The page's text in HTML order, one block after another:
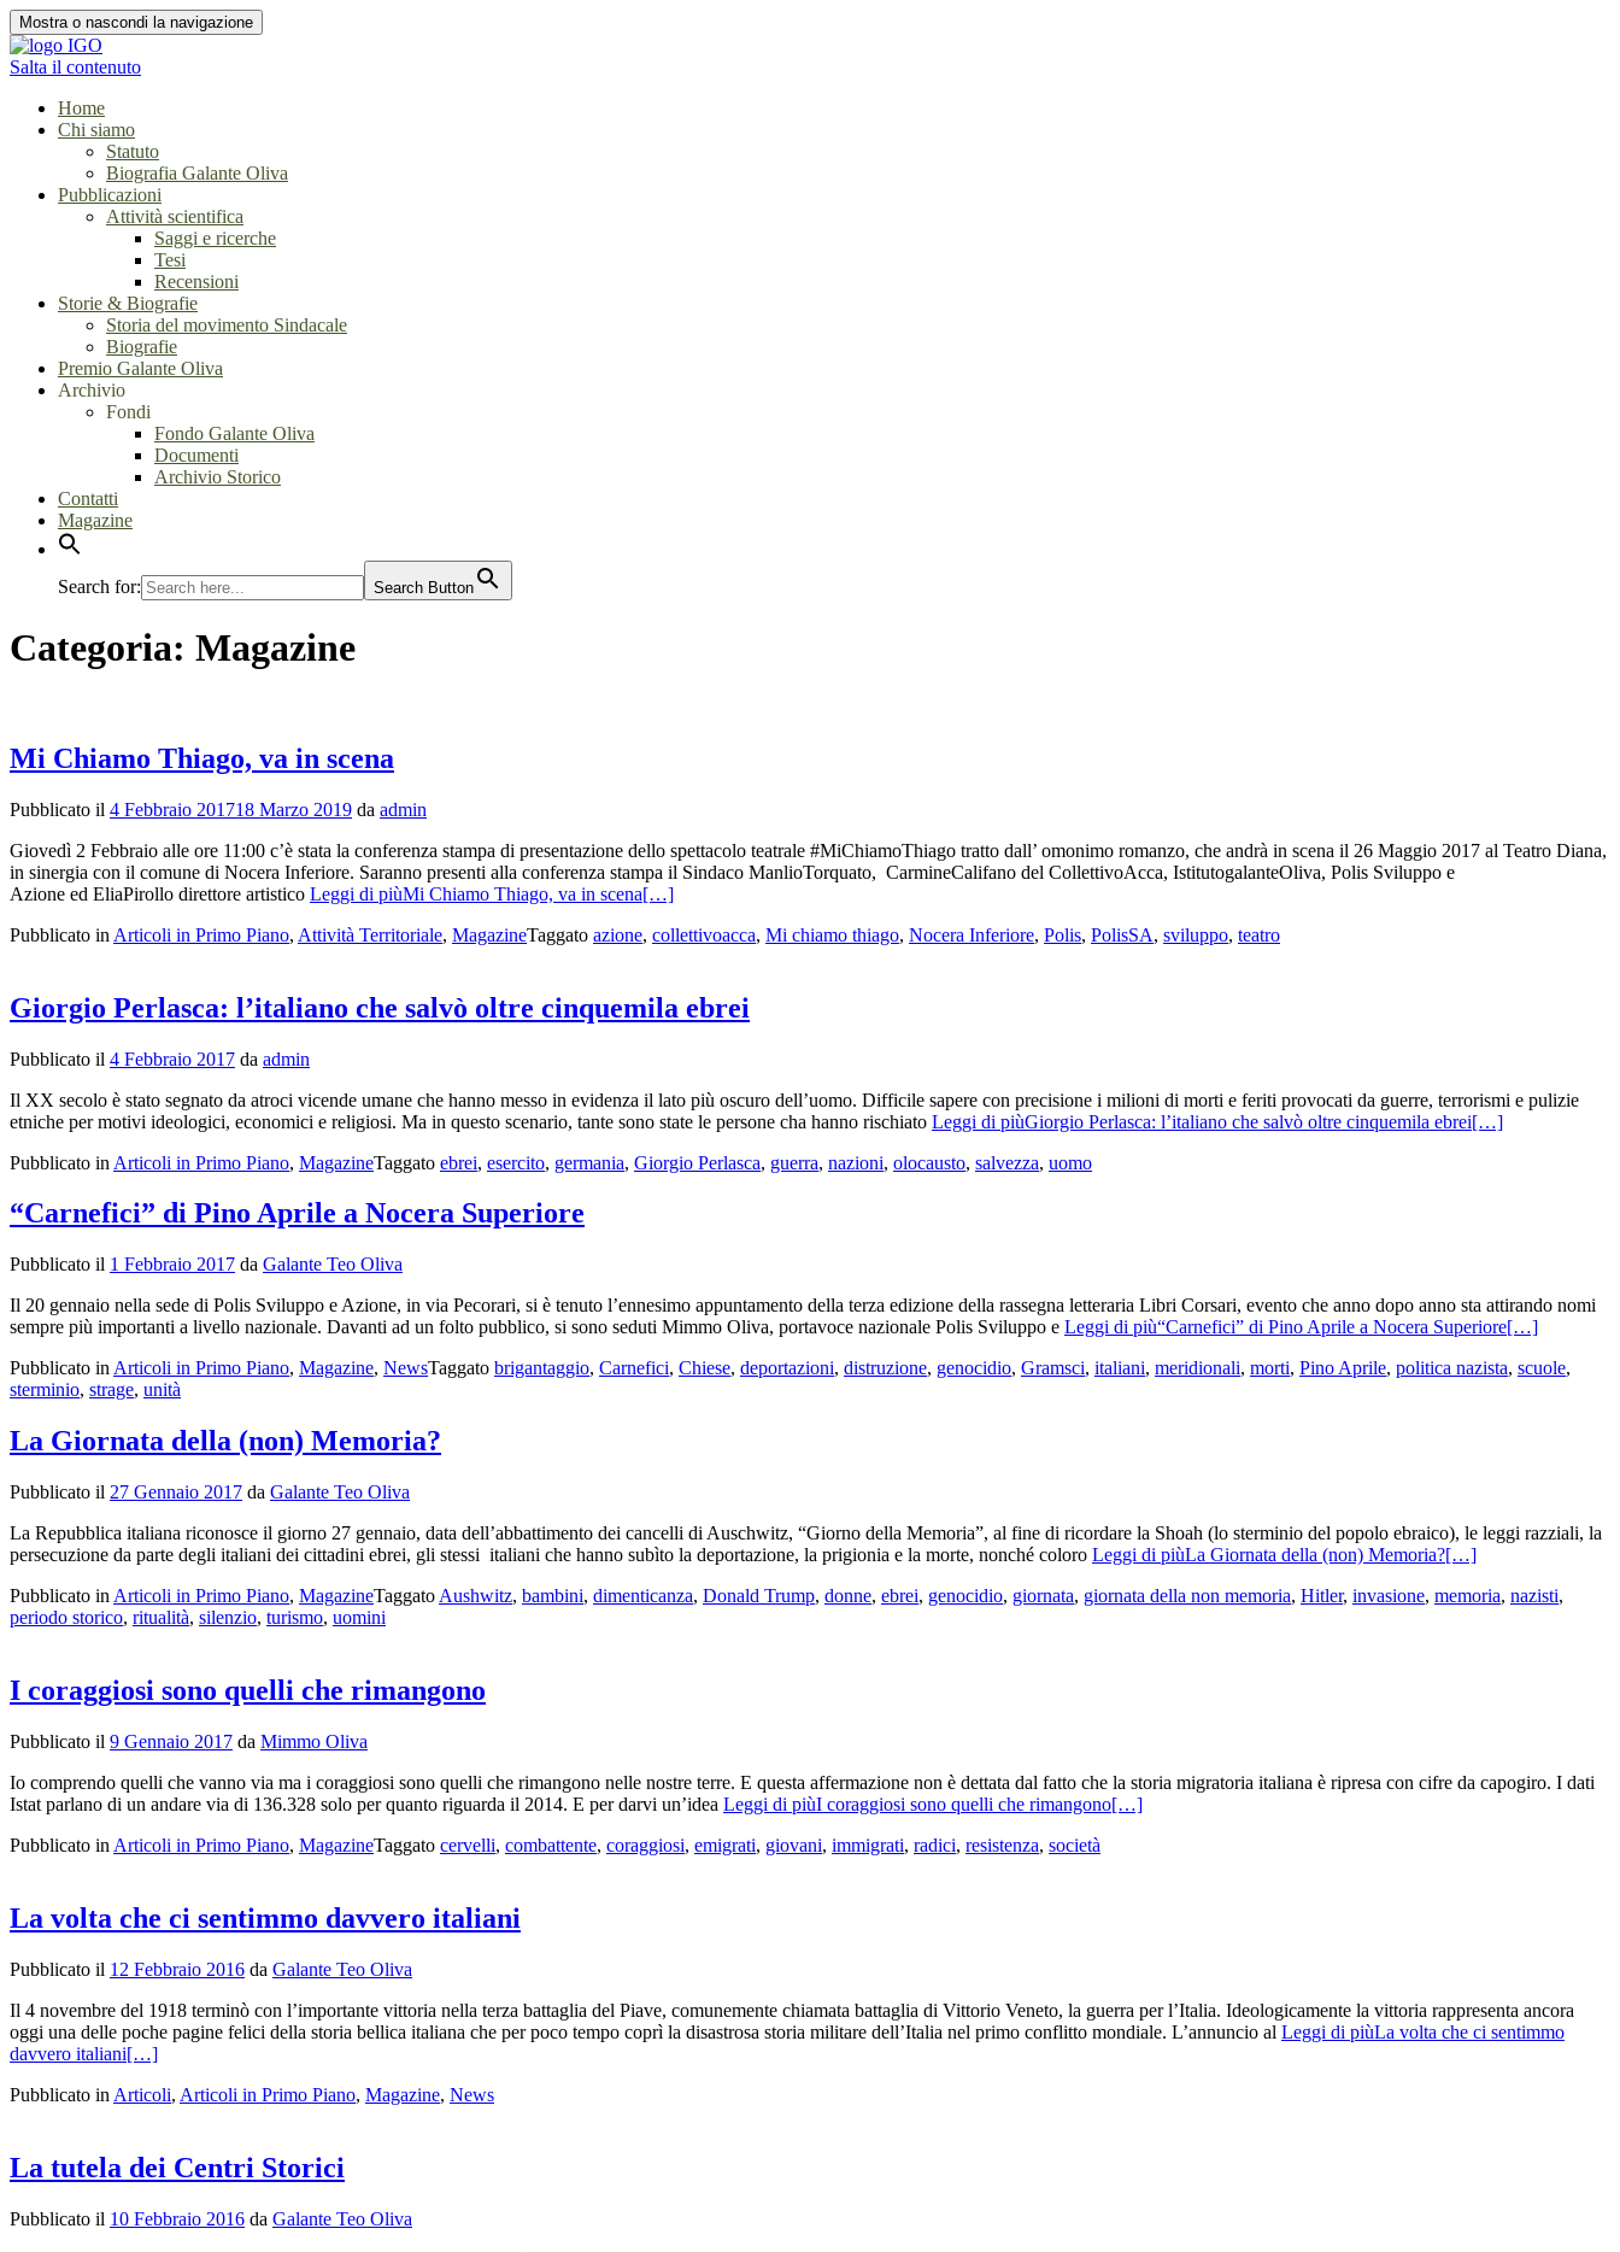
Mostra o nascondi la navigazione
Salta il contenuto
Home
Chi siamo
Statuto
Biografia Galante Oliva
Pubblicazioni
Attività scientifica
Saggi e ricerche
Tesi
Recensioni
Storie & Biografie
Storia del movimento Sindacale
Biografie
Premio Galante Oliva
Archivio
Fondi
Fondo Galante Oliva
Documenti
Archivio Storico
Contatti
Magazine
Search for: Search Button
Categoria: Magazine
Mi Chiamo Thiago, va in scena
Pubblicato il 4 Febbraio 201718 Marzo 2019 da admin
Giovedì 2 Febbraio alle ore 11:00 c’è stata la conferenza stampa di presentazione dello spettacolo teatrale #MiChiamoThiago tratto dall’ omonimo romanzo, che andrà in scena il 26 Maggio 2017 al Teatro Diana,
in sinergia con il comune di Nocera Inferiore. Saranno presenti alla conferenza stampa il Sindaco ManlioTorquato, CarmineCalifano del CollettivoAcca, IstitutogalanteOliva, Polis Sviluppo e
Azione ed EliaPirollo direttore artistico Leggi di piùMi Chiamo Thiago, va in scena[…]
Pubblicato in Articoli in Primo Piano, Attività Territoriale, MagazineTaggato azione, collettivoacca, Mi chiamo thiago, Nocera Inferiore, Polis, PolisSA, sviluppo, teatro
Giorgio Perlasca: l’italiano che salvò oltre cinquemila ebrei
Pubblicato il 4 Febbraio 2017 da admin
Il XX secolo è stato segnato da atroci vicende umane che hanno messo in evidenza il lato più oscuro dell’uomo. Difficile sapere con precisione i milioni di morti e feriti provocati da guerre, terrorismi e pulizie
etniche per motivi ideologici, economici e religiosi. Ma in questo scenario, tante sono state le persone cha hanno rischiato Leggi di piùGiorgio Perlasca: l’italiano che salvò oltre cinquemila ebrei[…]
Pubblicato in Articoli in Primo Piano, MagazineTaggato ebrei, esercito, germania, Giorgio Perlasca, guerra, nazioni, olocausto, salvezza, uomo
“Carnefici” di Pino Aprile a Nocera Superiore
Pubblicato il 1 Febbraio 2017 da Galante Teo Oliva
Il 20 gennaio nella sede di Polis Sviluppo e Azione, in via Pecorari, si è tenuto l’ennesimo appuntamento della terza edizione della rassegna letteraria Libri Corsari, evento che anno dopo anno sta attirando nomi
sempre più importanti a livello nazionale. Davanti ad un folto pubblico, si sono seduti Mimmo Oliva, portavoce nazionale Polis Sviluppo e Leggi di più“Carnefici” di Pino Aprile a Nocera Superiore[…]
Pubblicato in Articoli in Primo Piano, Magazine, NewsTaggato brigantaggio, Carnefici, Chiese, deportazioni, distruzione, genocidio, Gramsci, italiani, meridionali, morti, Pino Aprile, politica nazista, scuole,
sterminio, strage, unità
La Giornata della (non) Memoria?
Pubblicato il 27 Gennaio 2017 da Galante Teo Oliva
La Repubblica italiana riconosce il giorno 27 gennaio, data dell’abbattimento dei cancelli di Auschwitz, “Giorno della Memoria”, al fine di ricordare la Shoah (lo sterminio del popolo ebraico), le leggi razziali, la
persecuzione da parte degli italiani dei cittadini ebrei, gli stessi italiani che hanno subìto la deportazione, la prigionia e la morte, nonché coloro Leggi di piùLa Giornata della (non) Memoria?[…]
Pubblicato in Articoli in Primo Piano, MagazineTaggato Aushwitz, bambini, dimenticanza, Donald Trump, donne, ebrei, genocidio, giornata, giornata della non memoria, Hitler, invasione, memoria, nazisti,
periodo storico, ritualità, silenzio, turismo, uomini
I coraggiosi sono quelli che rimangono
Pubblicato il 9 Gennaio 2017 da Mimmo Oliva
Io comprendo quelli che vanno via ma i coraggiosi sono quelli che rimangono nelle nostre terre. E questa affermazione non è dettata dal fatto che la storia migratoria italiana è ripresa con cifre da capogiro. I dati
Istat parlano di un andare via di 136.328 solo per quanto riguarda il 2014. E per darvi un’idea Leggi di piùI coraggiosi sono quelli che rimangono[…]
Pubblicato in Articoli in Primo Piano, MagazineTaggato cervelli, combattente, coraggiosi, emigrati, giovani, immigrati, radici, resistenza, società
La volta che ci sentimmo davvero italiani
Pubblicato il 12 Febbraio 2016 da Galante Teo Oliva
Il 4 novembre del 1918 terminò con l’importante vittoria nella terza battaglia del Piave, comunemente chiamata battaglia di Vittorio Veneto, la guerra per l’Italia. Ideologicamente la vittoria rappresenta ancora
oggi una delle poche pagine felici della storia bellica italiana che per poco tempo coprì la disastrosa storia militare dell’Italia nel primo conflitto mondiale. L’annuncio al Leggi di piùLa volta che ci sentimmo
davvero italiani[…]
Pubblicato in Articoli, Articoli in Primo Piano, Magazine, News
La tutela dei Centri Storici
Pubblicato il 10 Febbraio 2016 da Galante Teo Oliva